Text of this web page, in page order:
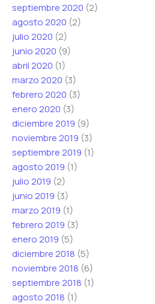
septiembre 2020 (2)
agosto 2020 (2)
julio 2020 (2)
junio 2020 (9)
abril 2020 (1)
marzo 2020 (3)
febrero 2020 (3)
enero 2020 (3)
diciembre 2019 (9)
noviembre 2019 (3)
septiembre 2019 (1)
agosto 2019 (1)
julio 2019 (2)
junio 2019 (3)
marzo 2019 (1)
febrero 2019 (3)
enero 2019 (5)
diciembre 2018 (5)
noviembre 2018 (6)
septiembre 2018 (1)
agosto 2018 (1)